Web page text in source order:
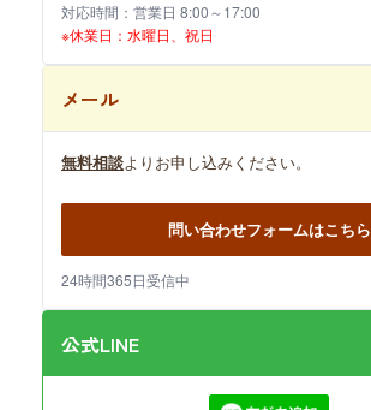
対応時間：営業日 8:00～17:00
※休業日：水曜日、祝日
メール
無料相談よりお申し込みください。
問い合わせフォームはこちら
24時間365日受信中
公式LINE